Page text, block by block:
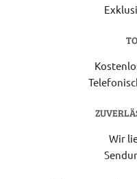
Wir